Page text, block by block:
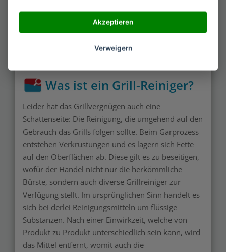
Was ist ein Grill-Reiniger?
Leider hat das Grillvergnügen auch eine
Schattenseite: Die Reinigung, die umgehend auf den
Gebrauch das Grills folgen sollte. Beim Garprozess
entstehen Verkrustungen und es lagern sich Fette
auf den Oberflächen ab. Diese gilt es zu beseitigen,
wofür der Handel nicht nur die herkömmliche
Bürste, sondern auch diverse Grillreiniger zur
Verfügung stellt. Im ursprünglichen Sinn handelt es
sich bei derlei Reinigungsmitteln um flüssige
Substanzen. Nach einer Einwirkzeit, welche von
Produkt zu Produkt unterschiedlich sein kann, wird
das Mittel entfernt, womit auch die
Akzeptieren
Verweigern